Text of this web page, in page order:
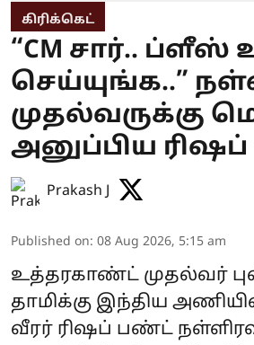
கிரிக்கெட்
“CM சார்.. ப்ளீஸ்
செய்யுங்க..”
முதல்வருக்கு
அனுப்பிய
Prakash J
Published on: 08 Aug 2026, 5:15 am
உத்தரகாண்ட் முதல்வர்
தாமிக்கு இந்திய
வீரர் ரிஷப் பண்ட்